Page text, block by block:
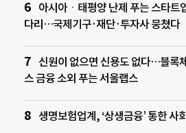
아시아ㆍ태평양 난제 푸는 스타트
다리…국제기구·재단·투자사 뭉쳤다
신원이 없으면 신용도 없다…블록
스 금융 소외 푸는 서울랩스
생명보험업계, ‘상생금융’ 통한 사